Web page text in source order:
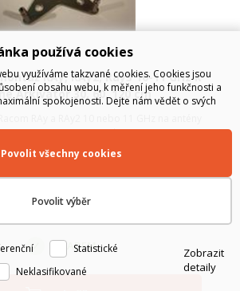
RAy, RAy2, Ray3 10-11 GHz k
Arkivator 30, 60, 120 cm
RAy a RAy2 10 nebo 11 GHz na antény
30 cm, 60 cm, 90 cm, nebo 120 cm
2 408Kč s DPH
SKLADEM
používá cookies
využíváme takzvané cookies. Cookies jsou
obsahu webu, k měření jeho funkčnosti a
spokojenosti. Dejte nám vědět o svých
Povolit výběr
Povolit všechny cookies
Statistické
Neklasifikované
Zobrazit
detaily